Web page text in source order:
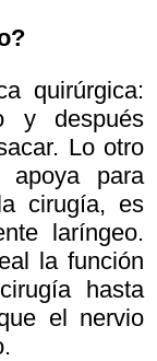
quirúrgica:
y después
Lo otro
para
cirugía, es
laríngeo.
la función
hasta
el nervio